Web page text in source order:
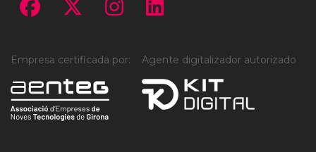
Empresa certificada por: Agente digitalizador autorizado